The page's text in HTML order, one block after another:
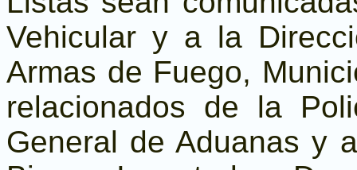
Vehicular y a la
Armas de Fuego,
relacionados de la
General de Aduanas y